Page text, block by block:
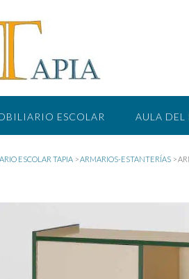
ESCOLAR AULA DEL
ESCOLAR TAPIA >ARMARIOS-ESTANTERÍAS >